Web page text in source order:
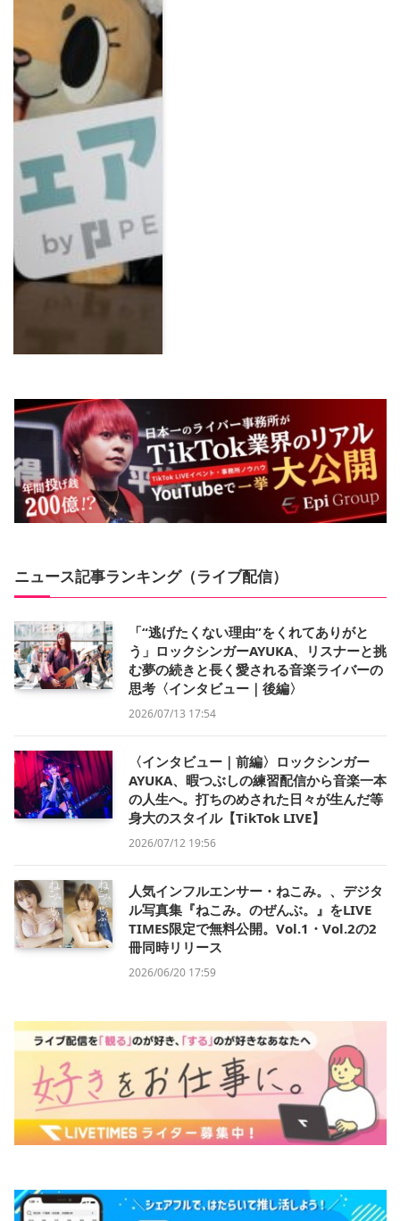
ニュース記事ランキング（ライブ配信）
「“逃げたくない理由”をくれてありがと
う」ロックシンガーAYUKA、リスナーと挑
む夢の続きと長く愛される音楽ライバーの
思考〈インタビュー｜後編〉
2026/07/13 17:54
〈インタビュー｜前編〉ロックシンガー
AYUKA、暇つぶしの練習配信から音楽一本
の人生へ。打ちのめされた日々が生んだ等
身大のスタイル【TikTok LIVE】
2026/07/12 19:56
人気インフルエンサー・ねこみ。、デジタ
ル写真集『ねこみ。のぜんぶ。』をLIVE
TIMES限定で無料公開。Vol.1・Vol.2の2
冊同時リリース
2026/06/20 17:59